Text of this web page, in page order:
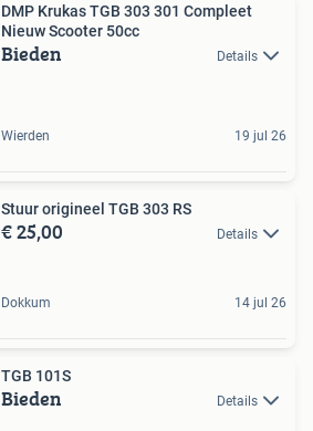
DMP Krukas TGB 303 301 Compleet
Nieuw Scooter 50cc
Bieden Details
Wierden 19 jul 26
Stuur origineel TGB 303 RS
€ 25,00 Details
Dokkum 14 jul 26
TGB 101S
Bieden Details